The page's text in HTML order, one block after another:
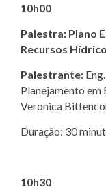
10h00
Palestra: Plano
Recursos
Palestrante:
Planejamento em
Veronica
Duração: 30
10h30